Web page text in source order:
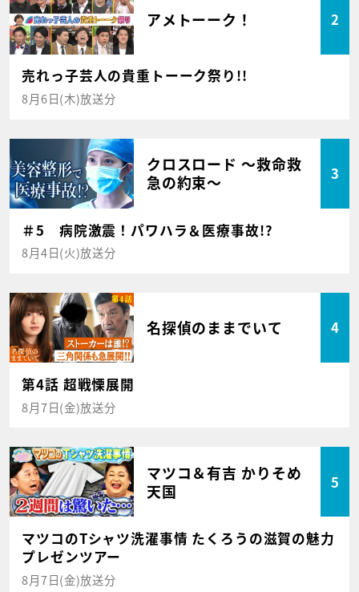
アメトーーク！ 2
売れっ子芸人の貴重トーーク祭り!!
8月6日(木)放送分
クロスロード ～救命救
急の約束～
3
＃5 病院激震！パワハラ＆医療事故!?
8月4日(火)放送分
名探偵のままでいて 4
第4話 超戦慄展開
8月7日(金)放送分
マツコ＆有吉 かりそめ
天国
5
マツコのTシャツ洗濯事情 たくろうの滋賀の魅力
プレゼンツアー
8月7日(金)放送分